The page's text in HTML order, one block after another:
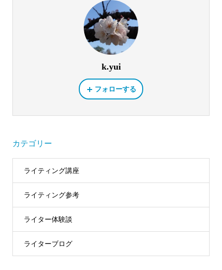
k.yui
フォローする
カテゴリー
ライティング講座
ライティング参考
ライター体験談
ライターブログ